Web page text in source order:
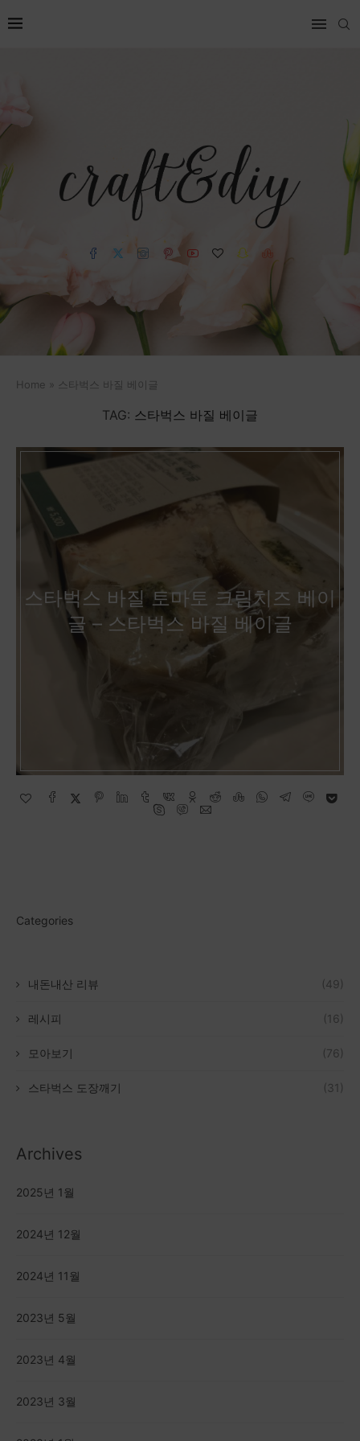
Home » 스타벅스 바질 베이글
TAG: 스타벅스 바질 베이글
스타벅스 바질 토마토 크림치즈 베이
글 – 스타벅스 바질 베이글
Categories
내돈내산 리뷰 (49)
레시피 (16)
모아보기 (76)
스타벅스 도장깨기 (31)
Archives
2025년 1월
2024년 12월
2024년 11월
2023년 5월
2023년 4월
2023년 3월